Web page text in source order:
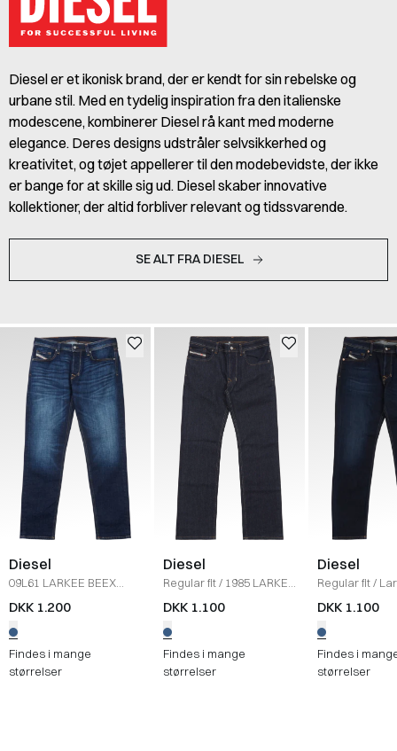
Diesel er et ikonisk brand, der er kendt for sin rebelske og
urbane stil. Med en tydelig inspiration fra den italienske
modescene, kombinerer Diesel rå kant med moderne
elegance. Deres designs udstråler selvsikkerhed og
kreativitet, og tøjet appellerer til den modebevidste, der ikke
er bange for at skille sig ud. Diesel skaber innovative
kollektioner, der altid forbliver relevant og tidssvarende.
SE ALT FRA DIESEL
Diesel
09L61 LARKEE BEEX
JEANS / DENIM
DKK 1.200
Findes i mange
størrelser
Diesel
Regular fit/ 1985 LARKEE
JEANS
/ DENIM
DKK 1.100
Findes i mange
størrelser
Diesel
Regular fit/
1986 Jeans
DKK 1.100
Findes i
størrelser